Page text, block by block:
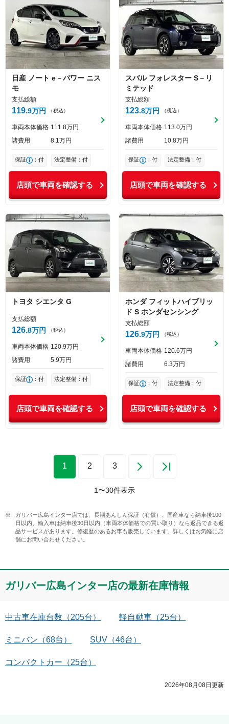
日産 ノート e－パワー ニス
モ
支払総額
119 9万円 （税込）
車両本体価格 111 8万円
諸費用
8 1万円
保証 ：付 法定整備：付
店頭で車両を確認する
スバル フォレスター S－リ
ミテッド
支払総額
123 8万円 （税込）
車両本体価格 113 0万円
諸費用
10 8万円
保証 ：付 法定整備：付
店頭で車両を確認する
トヨタ シエンタ G
支払総額
126 8万円 （税込）
車両本体価格 120 9万円
諸費用
5 9万円
保証 ：付 法定整備：付
店頭で車両を確認する
ホンダ フィットハイブリッ
ド S ホンダセンシング
支払総額
126 9万円 （税込）
車両本体価格 120 6万円
諸費用
6 3万円
保証 ：付 法定整備：付
店頭で車両を確認する
1 2 3
1 〜30件表示
ガリバー広島インター店では、長期あんしん保証（有償）、国産車なら納車後100
日以内、輸入車は納車後30日以内（車両本体価格での買い取り）なら返品できる返
品サービスがあります。修復歴のあるお車も販売しています。詳しくはお気軽に店
舗にお問い合わせください。
ガリバー広島インター店の最新在庫情報
中古車在庫台数 （205台） 軽自動車 （25台）
ミニバン （68台） SUV （46台）
コンパクトカー （25台）
2026年08月08日 更新